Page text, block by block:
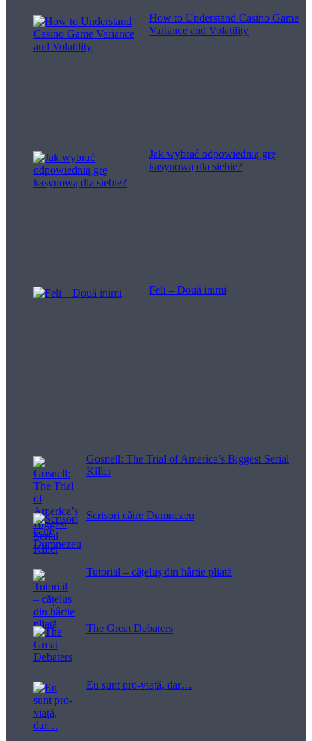
How to Understand Casino Game
Variance and Volatility
Jak wybrać odpowiednią grę
kasynową dla siebie?
Feli – Două inimi
Gosnell: The Trial of America’s Biggest Serial
Killer
Scrisori către Dumnezeu
Tutorial – cățeluș din hârtie pliată
The Great Debaters
Eu sunt pro-viață, dar…